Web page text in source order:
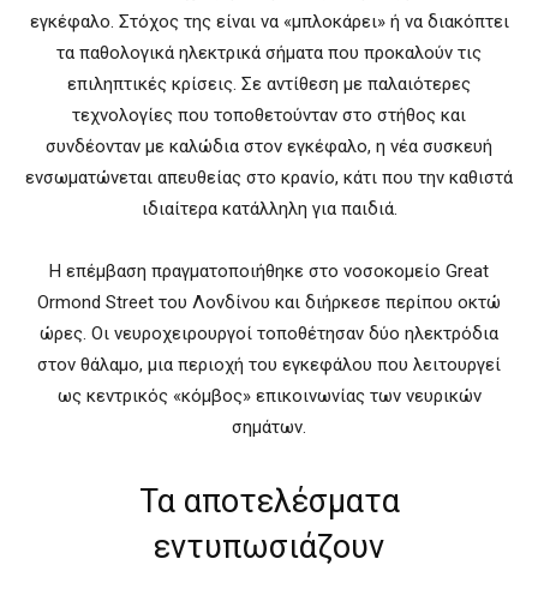
εγκέφαλο. Στόχος της είναι να «μπλοκάρει» ή να διακόπτει
τα παθολογικά ηλεκτρικά σήματα που προκαλούν τις
επιληπτικές κρίσεις. Σε αντίθεση με παλαιότερες
τεχνολογίες που τοποθετούνταν στο στήθος και
συνδέονταν με καλώδια στον εγκέφαλο, η νέα συσκευή
ενσωματώνεται απευθείας στο κρανίο, κάτι που την καθιστά
ιδιαίτερα κατάλληλη για παιδιά.
Η επέμβαση πραγματοποιήθηκε στο νοσοκομείο Great
Ormond Street του Λονδίνου και διήρκεσε περίπου οκτώ
ώρες. Οι νευροχειρουργοί τοποθέτησαν δύο ηλεκτρόδια
στον θάλαμο, μια περιοχή του εγκεφάλου που λειτουργεί
ως κεντρικός «κόμβος» επικοινωνίας των νευρικών
σημάτων.
Τα αποτελέσματα
εντυπωσιάζουν